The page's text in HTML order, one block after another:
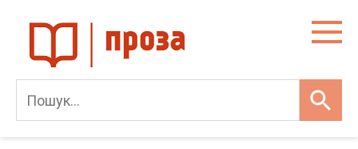
content